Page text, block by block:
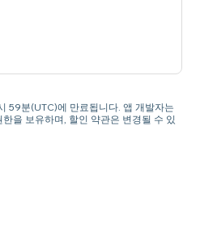
59분(UTC)에 만료됩니다. 앱 개발자는
을 보유하며, 할인 약관은 변경될 수 있